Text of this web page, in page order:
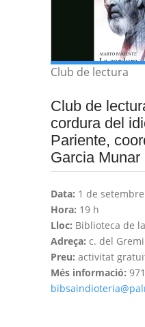
Club de lectura
Club de
cordura del
Pariente,
Garcia Munar
Data: 1 de
Hora: 19 h
Lloc: Biblioteca de
Adreça: c. del
Preu: activitat
Més informació: